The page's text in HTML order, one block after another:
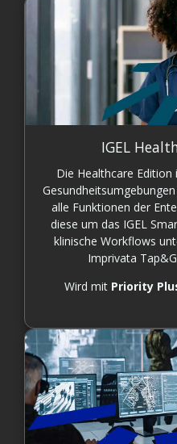
IGEL
Die Healthcare
alle Funktionen der
diese um das IGEL
klinische Workflows
Imprivata
Wird mit Priority